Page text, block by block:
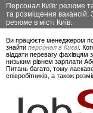
Персонал Київ: резюме
та розміщення вакансій.
резюме в місті Київ.
Ви працюєте менеджером
знайти персонал в Києві.
віддати перевагу фахівцям
низьким рівнем зарплати
Питань багато, тому
співробітників, а також